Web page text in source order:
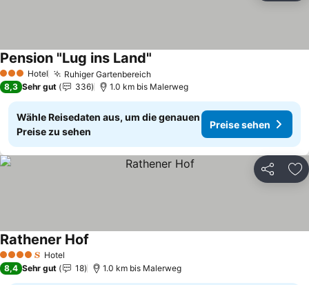
3 SterneHotel Ruhiger GartenbereichPreise sehen
Pension "Lug ins Land"
8,3 Sehr gut 336 1.0 km bis Malerweg
Wähle Reisedaten aus, um die genauen
Preise zu sehen
Preise sehen
Teilen
4 Sterne Hotel
Rathener Hof
8,4 Sehr gut 18 1.0 km bis Malerweg